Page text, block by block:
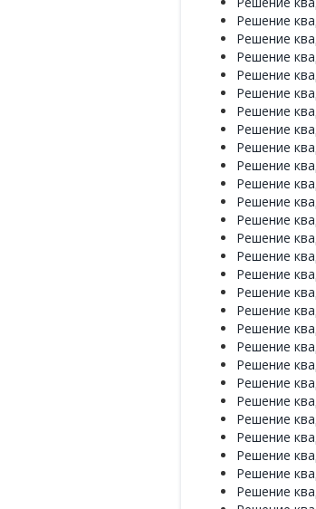
Решение
Решение
Решение
Решение
Решение
Решение
Решение
Решение
Решение
Решение
Решение
Решение
Решение
Решение
Решение
Решение
Решение
Решение
Решение
Решение
Решение
Решение
Решение
Решение
Решение
Решение
Решение